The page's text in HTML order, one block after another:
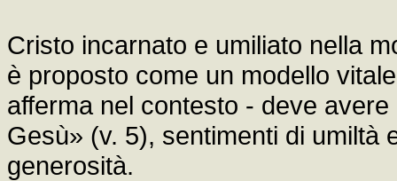
Cristo incarnato e umiliato nella
è proposto come un modello
afferma nel contesto - deve
Gesù» (v. 5), sentimenti di umiltà
generosità.